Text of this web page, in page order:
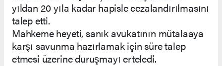
yıldan 20 yıla kadar hapisle cezalandırılmasını
talep etti.
Mahkeme heyeti, sanık avukatının mütalaaya
karşı savunma hazırlamak için süre talep
etmesi üzerine duruşmayı erteledi.